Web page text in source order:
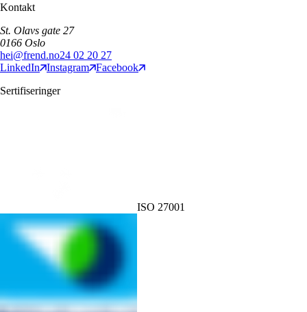
Kontakt
St. Olavs gate 27
0166 Oslo
hei@frend.no24 02 20 27
LinkedIn
Instagram Facebook
Sertifiseringer
ISO 27001